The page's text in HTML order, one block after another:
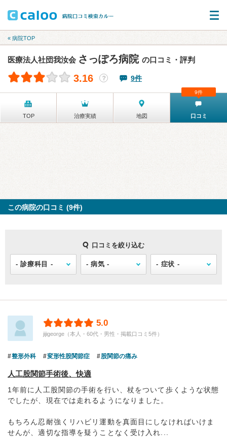
« 病院TOP
医療法人社団我汝会 さっぽろ病院 の口コミ・評判
3.16 ？ 9件
TOP 治療実績 地図 口コミ
9件
この病院の口コミ (9件)
口コミを絞り込む
5.0
jijigeorge（本人・60代・男性・掲載口コミ5件）
整形外科 変形性股関節症 股関節の痛み
人工股関節手術後、快適
1年前に人工股関節の手術を行い、杖をついて歩くような状態
でしたが、現在では走れるようになりました。
もちろん忍耐強くリハビリ運動を真面目にしなければいけま
せんが、適切な指導を疑うことなく受け入れ...